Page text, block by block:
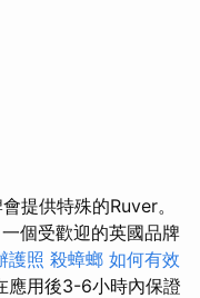
提供特殊的Ruver。
一個受歡迎的英國品牌
護照 殺蟑螂 如何有效
應用後3-6小時內保證